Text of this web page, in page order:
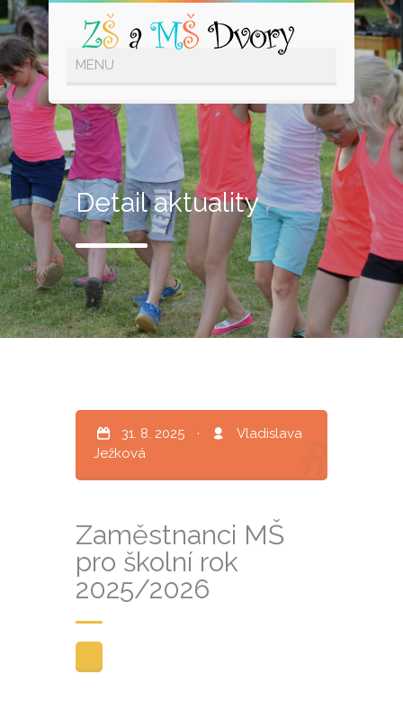
Detail aktuality
31. 8. 2025 ·
Vladislava
Ježková
Zaměstnanci MŠ
pro školní rok
2025/2026